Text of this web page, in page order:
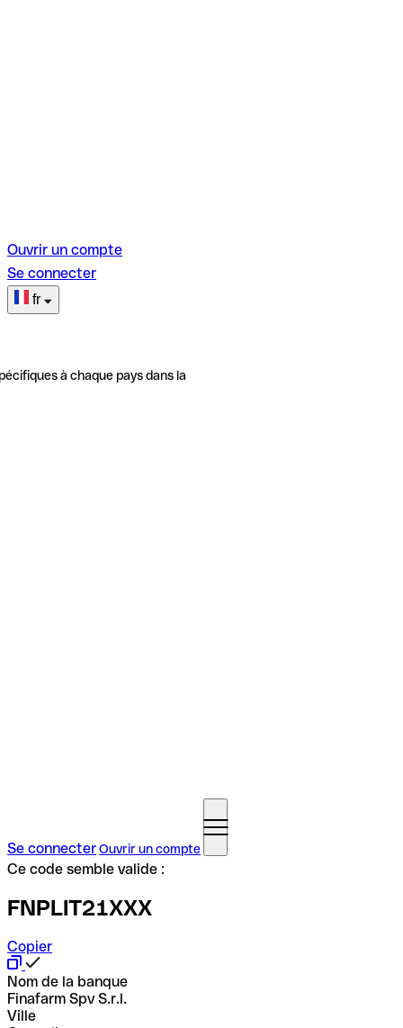
Ouvrir un compte
Se connecter
fr
à chaque pays dans la
Se connecterOuvrir un compte
Ce code semble valide :
FNPLIT21XXX
Copier
Nom de la banque
Finafarm Spv S.r.l.
Ville